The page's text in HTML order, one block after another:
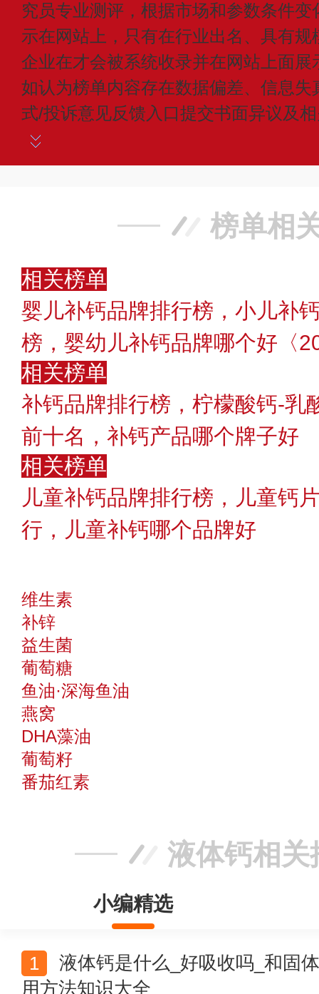
究员专业测评，根据市场和参数条件
示在网站上，只有在行业出名、具有
企业在才会被系统收录并在网站上面
如认为榜单内容存在数据偏差、信息
式/投诉意见反馈入口提交书面异议及
榜单相
相关榜单
婴儿补钙品牌排行榜，小儿补
榜，婴幼儿补钙品牌哪个好〈
相关榜单
补钙品牌排行榜，柠檬酸钙-乳
前十名，补钙产品哪个牌子好
相关榜单
儿童补钙品牌排行榜，儿童钙
行，儿童补钙哪个品牌好
维生素
补锌
益生菌
葡萄糖
鱼油·深海鱼油
燕窝
DHA藻油
葡萄籽
番茄红素
液体钙相关
小编精选
用方法知识大全